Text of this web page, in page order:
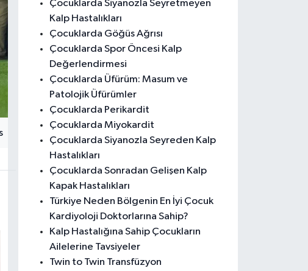
Çocuklarda Siyanozla Seyretmeyen
Kalp Hastalıkları
Çocuklarda Göğüs Ağrısı
Çocuklarda Spor Öncesi Kalp
Değerlendirmesi
Çocuklarda Üfürüm: Masum ve
Patolojik Üfürümler
Çocuklarda Perikardit
Çocuklarda Miyokardit
Çocuklarda Siyanozla Seyreden Kalp
Hastalıkları
Çocuklarda Sonradan Gelişen Kalp
Kapak Hastalıkları
Türkiye Neden Bölgenin En İyi Çocuk
Kardiyoloji Doktorlarına Sahip?
Kalp Hastalığına Sahip Çocukların
Ailelerine Tavsiyeler
Twin to Twin Transfüzyon